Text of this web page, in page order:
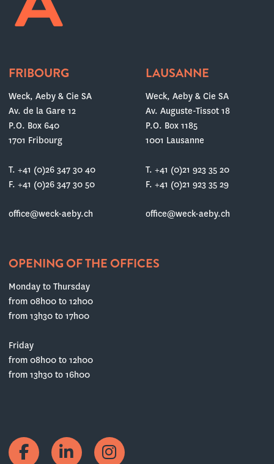
FRIBOURG
Weck, Aeby & Cie SA
Av. de la Gare 12
P.O. Box 640
1701 Fribourg
T. +41 (0)26 347 30 40
F. +41 (0)26 347 30 50
office@weck-aeby.ch
LAUSANNE
Weck, Aeby & Cie SA
Av. Auguste-Tissot 18
P.O. Box 1185
1001 Lausanne
T. +41 (0)21 923 35 20
F. +41 (0)21 923 35 29
office@weck-aeby.ch
OPENING OF THE OFFICES
Monday to Thursday
from 08h00 to 12h00
from 13h30 to 17h00
Friday
from 08h00 to 12h00
from 13h30 to 16h00